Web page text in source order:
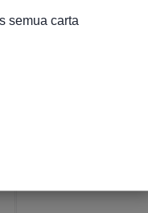
semua carta